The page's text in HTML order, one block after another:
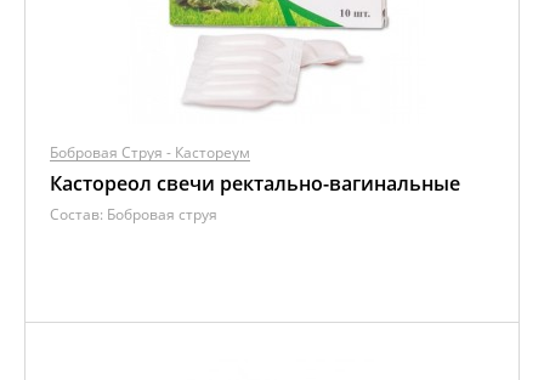
Бобровая Струя - Кастореум
Кастореол свечи ректально-вагинальные
Состав: Бобровая струя